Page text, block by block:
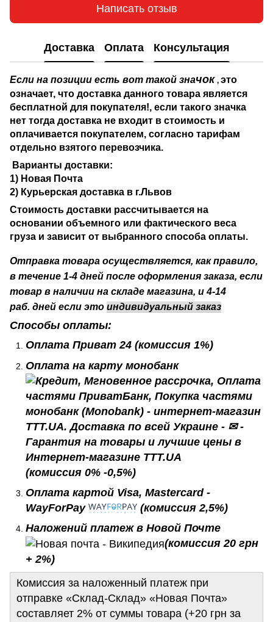
Написать отзыв
Доставка Оплата Консультация
Если на позиции есть вот такой значок , это
означает, что доставка данного товара является
бесплатной для покупателя!, если такого значка
нет тогда доставка не входит в стоимость и
оплачивается покупателем, согласно тарифам
отдельно взятого перевозчика.
Варианты доставки:
1) Новая Почта
2) Курьерская доставка в г.Львов
Стоимость доставки рассчитывается на
основании объемного или фактического веса
груза и зависит от выбранного способа оплаты.
Отправка товара осуществляется, как правило,
в течение 1-4 дней после оформления заказа, если
товар в наличии на складе магазина, и 4-14
раб. дней если это индивидуальный заказ
Способы оплаты:
Оплата Приват 24 (комиссия 1%)
Оплата на карту монобанк
(комиссия 0% -0,5%)
Оплата картой Visa, Mastercard -
WayForPay
(комиссия 2,5%)
Наложений платеж в Новой Почте
(комиссия 20 грн
+ 2%)
Комиссия за наложенный платеж при
отправке «Склад-Склад» «Новая Почта»
составляет 2% от суммы товара (+20 грн за